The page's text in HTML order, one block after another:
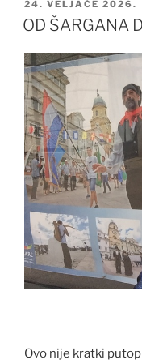
OBJAVLJENO
24. VELJAČE 2026.
OD ŠARGANA
Ovo nije kratki